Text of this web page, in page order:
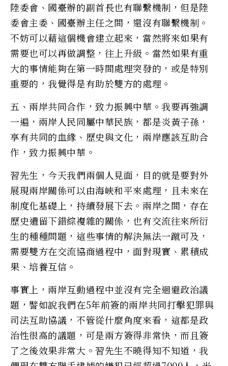
陸委會、國臺辦的副首長也有聯繫機制，但是陸
委會主委、國臺辦主任之間，還沒有聯繫機制。
不妨可以藉這個機會建立起來，當然將來如果有
需要也可以再做調整，往上升級。當然如果有重
大的事情能夠在第一時間處理突發的，或是特別
重要的，我覺得是有助於雙方的處理。
五、兩岸共同合作，致力振興中華。我要再強調
一遍，兩岸人民同屬中華民族，都是炎黃子孫，
享有共同的血緣、歷史與文化，兩岸應該互助合
作，致力振興中華。
習先生，今天我們兩個人見面，目的就是要對外
展現兩岸關係可以由海峽和平來處理，且未來在
制度化基礎上，持續發展下去。兩岸之間，存在
歷史遺留下錯綜複雜的關係，也有交流往來所衍
生的種種問題，這些事情的解決無法一蹴可及，
需要雙方在交流協商過程中，面對現實、累積成
果、培養互信。
事實上，兩岸互動過程中並沒有完全迴避政治議
題，譬如說我們在5年前簽的兩岸共同打擊犯罪與
司法互助協議，不管從什麼角度來看，這都是政
治性很高的議題，可是兩方簽得非常快，而且簽
了之後效果非常大。習先生不曉得知不知道，我